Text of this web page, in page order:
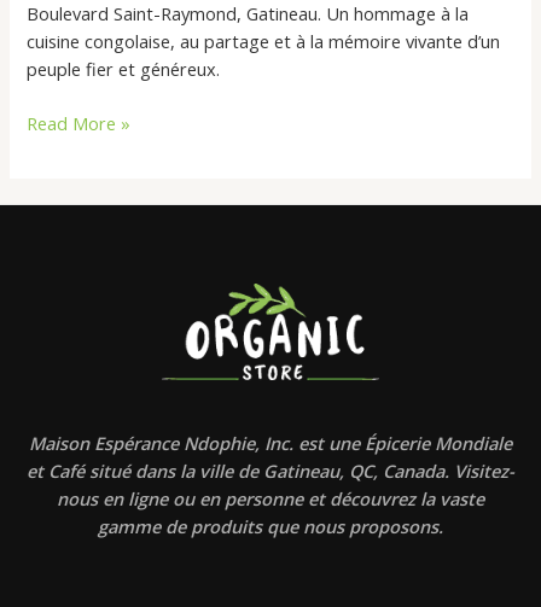
Boulevard Saint-Raymond, Gatineau. Un hommage à la
cuisine congolaise, au partage et à la mémoire vivante d’un
peuple fier et généreux.
Read More »
Maison Espérance Ndophie, Inc. est une Épicerie Mondiale
et Café situé dans la ville de Gatineau, QC, Canada. Visitez-
nous en ligne ou en personne et découvrez la vaste
gamme de produits que nous proposons.